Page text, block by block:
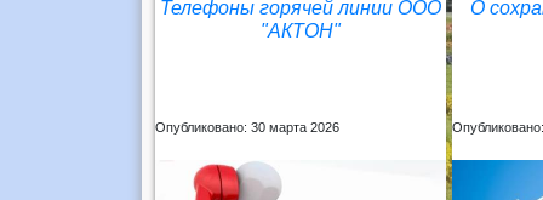
Телефоны горячей линии ООО
"АКТОН"
Опубликовано: 30 марта 2026
О